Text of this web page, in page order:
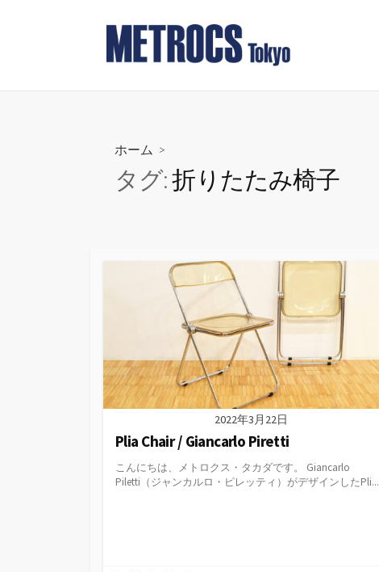
ツ
ホーム >
タグ:折りたたみ椅子
2022年3月22日
Plia Chair / Giancarlo Piretti
こんにちは、メトロクス・タカダです。 Giancarlo
Piletti（ジャンカルロ・ピレッティ）がデザインしたPli...